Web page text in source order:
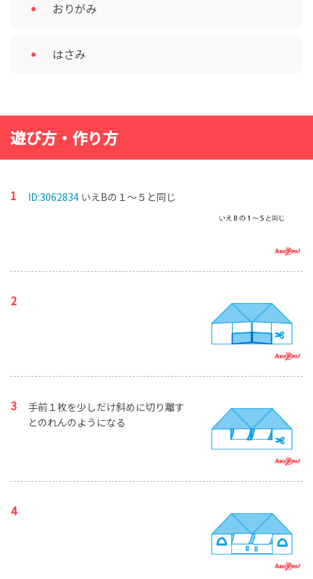
おりがみ
はさみ
遊び方・作り方
ID:3062834 いえBの１～５と同じ
手前１枚を少しだけ斜めに切り離す
とのれんのようになる